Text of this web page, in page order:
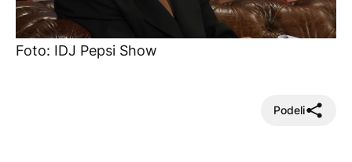
Foto: IDJ Pepsi Show
Podeli